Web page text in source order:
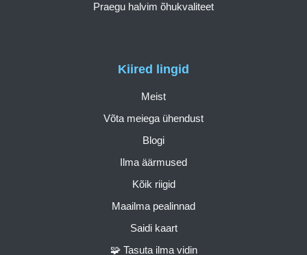
Kiired lingid
Meist
Võta meiega ühendust
Blogi
Ilma äärmused
Kõik riigid
Maailma pealinnad
Saidi kaart
🧩 Tasuta ilma vidin
Praegu halvim õhukvaliteet